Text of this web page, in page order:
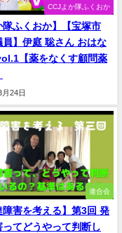
CCJよか隊ふくおか
隊ふくおか】【宝塚市
員】伊庭 聡さん おはな
【薬をなくす顧問薬
24日
連合会
障害を考える】第3回 発
ってどうやって判断し